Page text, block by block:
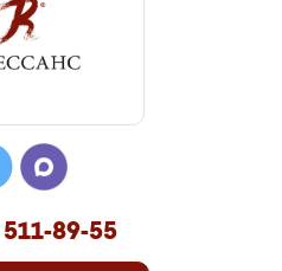
511-89-55